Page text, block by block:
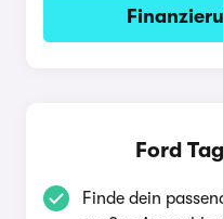
Ford
Finde dein